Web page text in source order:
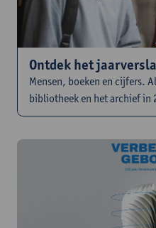
Ontdek het
Mensen, boeken en cijfers.
bibliotheek en het archief in